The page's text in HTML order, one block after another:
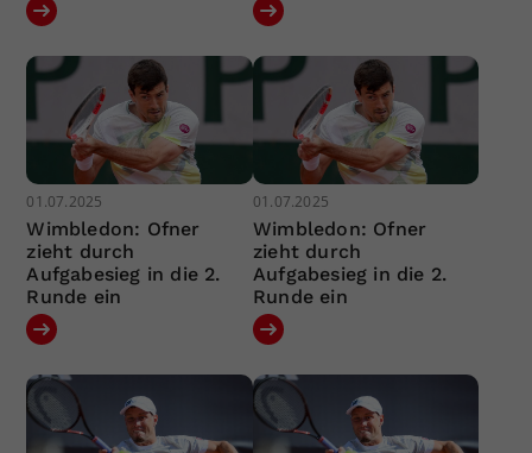
01.07.2025
Wimbledon: Ofner
zieht durch
Aufgabesieg in die 2.
Runde ein
01.07.2025
Wimbledon: Ofner
zieht durch
Aufgabesieg in die 2.
Runde ein